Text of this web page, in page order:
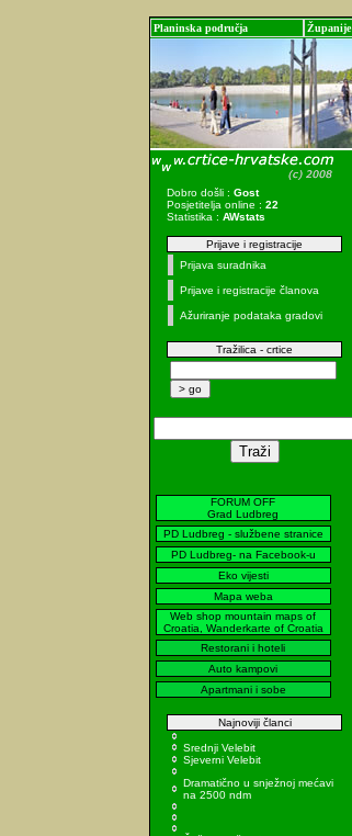
Planinska područja Županije
Dobro došli : Gost
Posjetitelja online : 22
Statistika : AWstats
Prijave i registracije
Prijava suradnika
Prijave i registracije članova
Ažuriranje podataka gradovi
Tražilica - crtice
FORUM OFF
Grad Ludbreg
PD Ludbreg - službene stranice
PD Ludbreg- na Facebook-u
Eko vijesti
Mapa weba
Web shop mountain maps of
Croatia, Wanderkarte of Croatia
Restorani i hoteli
Auto kampovi
Apartmani i sobe
Najnoviji članci
Srednji Velebit
Sjeverni Velebit
Dramatično u snježnoj mećavi
na 2500 ndm